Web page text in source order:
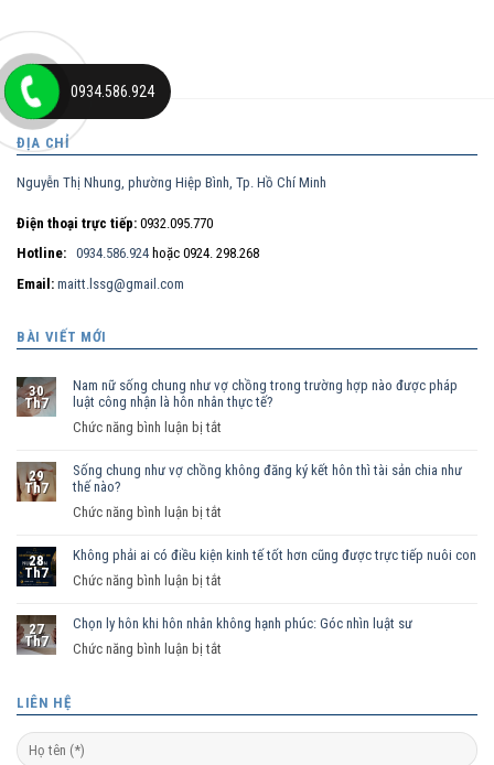
ĐỊA CHỈ
Nguyễn Thị Nhung, phường Hiệp Bình, Tp. Hồ Chí Minh
Điện thoại trực tiếp: 0932.095.770
Hotline: 0934.586.924 hoặc 0924. 298.268
Email: maitt.lssg@gmail.com
BÀI VIẾT MỚI
30
Th7
Nam nữ sống chung như vợ chồng trong trường hợp nào được pháp
luật công nhận là hôn nhân thực tế?
Chức năng bình luận bị tắt
nữ
vợ
trường
pháp
luật
29
Th7
Sống chung như vợ chồng không đăng ký kết hôn thì tài sản chia như
thế nào?
Chức năng bình luận bị tắt
chung
chồng
hôn
28
Th7
Không phải ai có điều kiện kinh tế tốt hơn cũng được trực tiếp nuôi con
Chức năng bình luận bị tắt
phải
kiện
kinh
27
Th7
Chọn ly hôn khi hôn nhân không hạnh phúc: Góc nhìn luật sư
Chức năng bình luận bị tắt
hôn
khi
LIÊN HỆ
0934.586.924